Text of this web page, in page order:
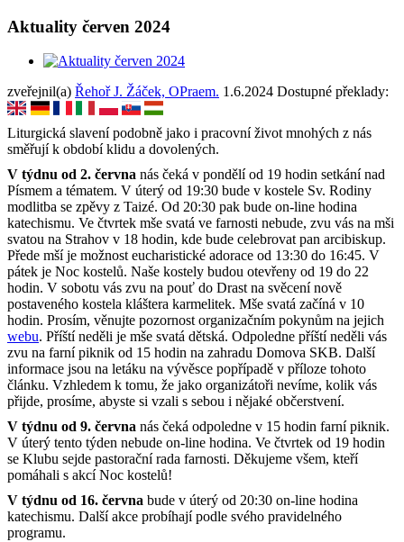
Aktuality červen 2024
zveřejnil(a) Řehoř J. Žáček, OPraem. 1.6.2024 Dostupné překlady:
Liturgická slavení podobně jako i pracovní život mnohých z nás
směřují k období klidu a dovolených.
V týdnu od 2. června nás čeká v pondělí od 19 hodin setkání nad
Písmem a tématem. V úterý od 19:30 bude v kostele Sv. Rodiny
modlitba se zpěvy z Taizé. Od 20:30 pak bude on-line hodina
katechismu. Ve čtvrtek mše svatá ve farnosti nebude, zvu vás na mši
svatou na Strahov v 18 hodin, kde bude celebrovat pan arcibiskup.
Přede mší je možnost eucharistické adorace od 13:30 do 16:45. V
pátek je Noc kostelů. Naše kostely budou otevřeny od 19 do 22
hodin. V sobotu vás zvu na pouť do Drast na svěcení nově
postaveného kostela kláštera karmelitek. Mše svatá začíná v 10
hodin. Prosím, věnujte pozornost organizačním pokynům na jejich
webu. Příští neděli je mše svatá dětská. Odpoledne příští neděli vás
zvu na farní piknik od 15 hodin na zahradu Domova SKB. Další
informace jsou na letáku na vývěsce popřípadě v příloze tohoto
článku. Vzhledem k tomu, že jako organizátoři nevíme, kolik vás
přijde, prosíme, abyste si vzali s sebou i nějaké občerstvení.
V týdnu od 9. června nás čeká odpoledne v 15 hodin farní piknik.
V úterý tento týden nebude on-line hodina. Ve čtvrtek od 19 hodin
se Klubu sejde pastorační rada farnosti. Děkujeme všem, kteří
pomáhali s akcí Noc kostelů!
V týdnu od 16. června bude v úterý od 20:30 on-line hodina
katechismu. Další akce probíhají podle svého pravidelného
programu.